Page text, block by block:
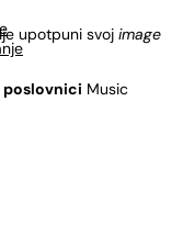
upotpuni svoj image
Music